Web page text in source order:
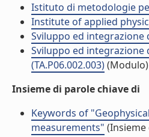
Istituto di metodologie
Institute of applied
Sviluppo ed integrazione
Sviluppo ed integrazione
(TA.P06.002.003)(Modulo)
Insieme di parole chiave di
Keywords of
measurements" (Insieme